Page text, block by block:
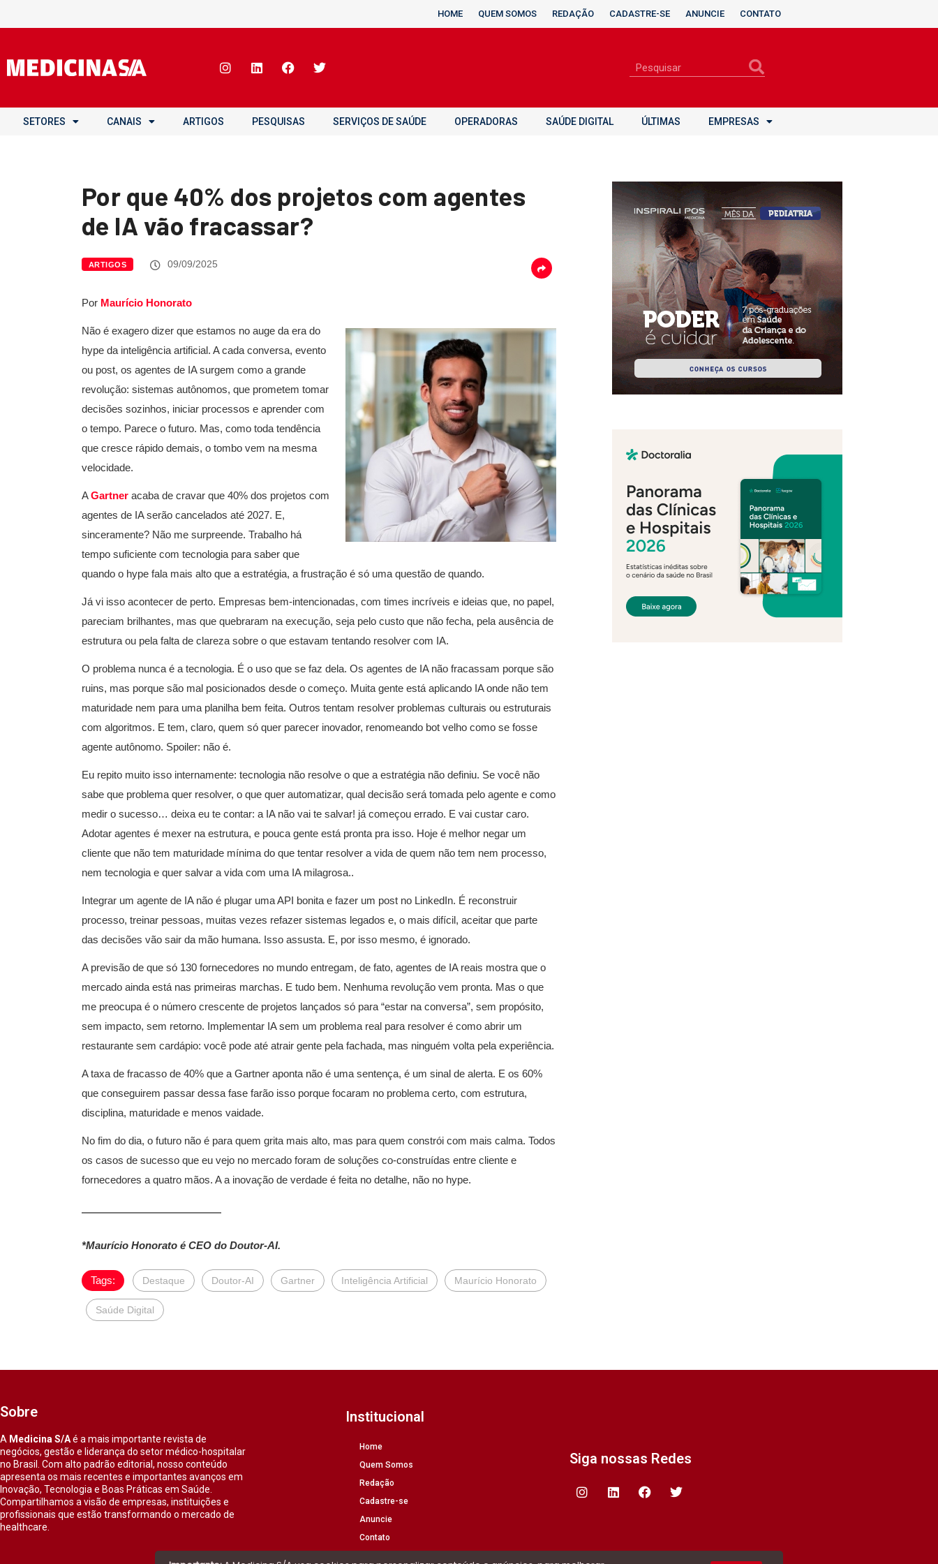
HOME QUEM SOMOS REDAÇÃO CADASTRE-SE ANUNCIE CONTATO
SETORES CANAIS ARTIGOS PESQUISAS SERVIÇOS DE SAÚDE OPERADORAS SAÚDE DIGITAL ÚLTIMAS EMPRESAS
Por que 40% dos projetos com agentes
de IA vão fracassar?
ARTIGOS 09/09/2025
Por Maurício Honorato
Não é exagero dizer que estamos no auge da era do
hype da inteligência artificial. A cada conversa, evento
ou post, os agentes de IA surgem como a grande
revolução: sistemas autônomos, que prometem tomar
decisões sozinhos, iniciar processos e aprender com
o tempo. Parece o futuro. Mas, como toda tendência
que cresce rápido demais, o tombo vem na mesma
velocidade.
AGartner acaba de cravar que 40% dos projetos com
agentes de IA serão cancelados até 2027. E,
sinceramente? Não me surpreende. Trabalho há
tempo suficiente com tecnologia para saber que
quando o hype fala mais alto que a estratégia, a frustração é só uma questão de quando.
Já vi isso acontecer de perto. Empresas bem-intencionadas, com times incríveis e ideias que, no papel,
pareciam brilhantes, mas que quebraram na execução, seja pelo custo que não fecha, pela ausência de
estrutura ou pela falta de clareza sobre o que estavam tentando resolver com IA.
O problema nunca é a tecnologia. É o uso que se faz dela. Os agentes de IA não fracassam porque são
ruins, mas porque são mal posicionados desde o começo. Muita gente está aplicando IA onde não tem
maturidade nem para uma planilha bem feita. Outros tentam resolver problemas culturais ou estruturais
com algoritmos. E tem, claro, quem só quer parecer inovador, renomeando bot velho como se fosse
agente autônomo. Spoiler: não é.
Eu repito muito isso internamente: tecnologia não resolve o que a estratégia não definiu. Se você não
sabe que problema quer resolver, o que quer automatizar, qual decisão será tomada pelo agente e como
medir o sucesso… deixa eu te contar: a IA não vai te salvar! já começou errado. E vai custar caro.
Adotar agentes é mexer na estrutura, e pouca gente está pronta pra isso. Hoje é melhor negar um
cliente que não tem maturidade mínima do que tentar resolver a vida de quem não tem nem processo,
nem tecnologia e quer salvar a vida com uma IA milagrosa..
Integrar um agente de IA não é plugar uma API bonita e fazer um post no LinkedIn. É reconstruir
processo, treinar pessoas, muitas vezes refazer sistemas legados e, o mais difícil, aceitar que parte
das decisões vão sair da mão humana. Isso assusta. E, por isso mesmo, é ignorado.
A previsão de que só 130 fornecedores no mundo entregam, de fato, agentes de IA reais mostra que o
mercado ainda está nas primeiras marchas. E tudo bem. Nenhuma revolução vem pronta. Mas o que
me preocupa é o número crescente de projetos lançados só para “estar na conversa”, sem propósito,
sem impacto, sem retorno. Implementar IA sem um problema real para resolver é como abrir um
restaurante sem cardápio: você pode até atrair gente pela fachada, mas ninguém volta pela experiência.
A taxa de fracasso de 40% que a Gartner aponta não é uma sentença, é um sinal de alerta. E os 60%
que conseguirem passar dessa fase farão isso porque focaram no problema certo, com estrutura,
disciplina, maturidade e menos vaidade.
No fim do dia, o futuro não é para quem grita mais alto, mas para quem constrói com mais calma. Todos
os casos de sucesso que eu vejo no mercado foram de soluções co-construídas entre cliente e
fornecedores a quatro mãos. A a inovação de verdade é feita no detalhe, não no hype.
*Maurício Honorato é CEO do Doutor-AI.
Tags: Destaque Doutor-AI Gartner Inteligência Artificial Maurício Honorato
Saúde Digital
Sobre
A Medicina S/Aé a mais importante revista de
negócios, gestão e liderança do setor médico-hospitalar
no Brasil. Com alto padrão editorial, nosso conteúdo
apresenta os mais recentes e importantes avanços em
Inovação, Tecnologia e Boas Práticas em Saúde.
Compartilhamos a visão de empresas, instituições e
profissionais que estão transformando o mercado de
healthcare.
Institucional
Home
Quem Somos
Redação
Cadastre-se
Anuncie
Contato
Siga nossas Redes